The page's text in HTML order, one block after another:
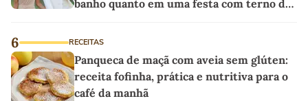
banho quanto em uma festa com terno de
6 RECEITAS
Panqueca de maçã com aveia sem glúten:
receita fofinha, prática e nutritiva para o
café da manhã